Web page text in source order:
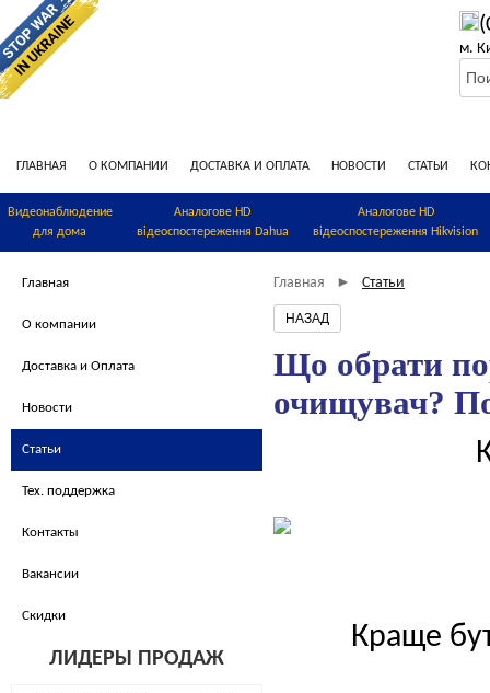
м.
ГЛАВНАЯ О КОМПАНИИ ДОСТАВКА И ОПЛАТА НОВОСТИ СТАТЬИ
Видеонаблюдение
для дома
Аналогове HD
відеоспостереження Dahua
Аналогове HD
відеоспостереження Hikvision
Главная
О компании
Доставка и Оплата
Новости
Статьи
Тех. поддержка
Контакты
Вакансии
Скидки
ЛИДЕРЫ ПРОДАЖ
Главная ► Статьи
Що обрати
очищувач?
Краще